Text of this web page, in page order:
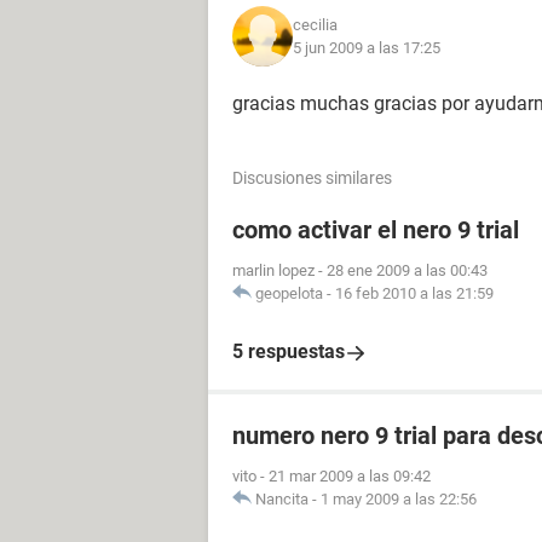
cecilia
5 jun 2009 a las 17:25
gracias muchas gracias por
Discusiones similares
como activar el nero 9 trial
marlin lopez - 28 ene 2009 a las 00:43
geopelota - 16 feb 2010 a las 21:59
5 respuestas
numero nero 9 trial para
vito - 21 mar 2009 a las 09:42
Nancita - 1 may 2009 a las 22:56